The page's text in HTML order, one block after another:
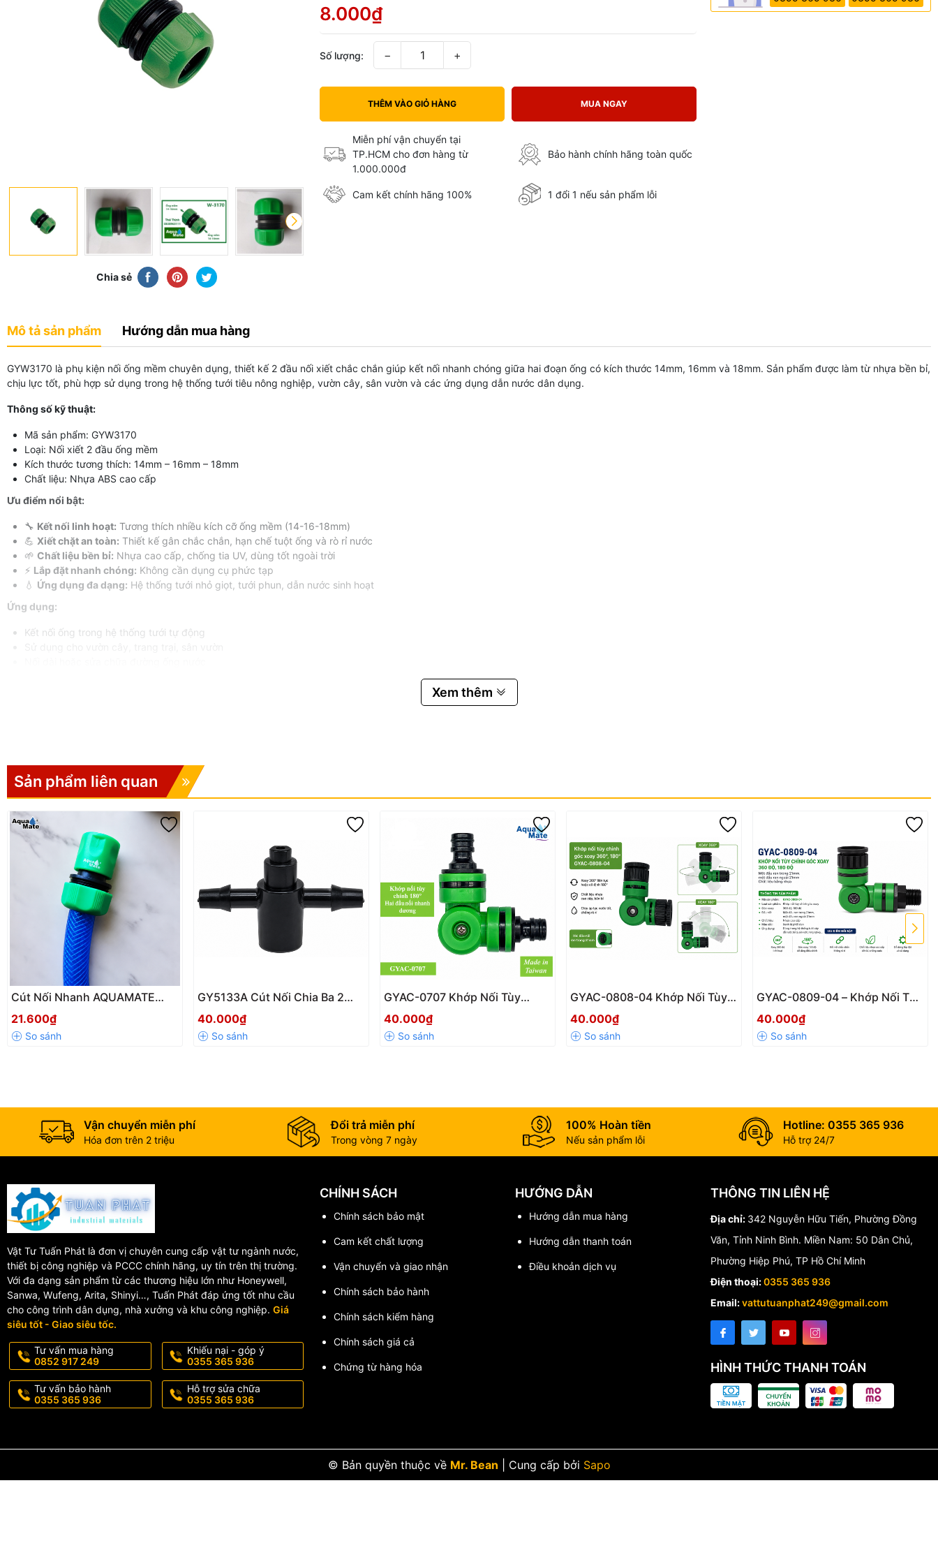
Chia sẻ
8.000₫
Số lượng: − +
THÊM VÀO GIỎ HÀNG MUA NGAY
Miễn phí vận chuyển tại
TP.HCM cho đơn hàng từ
1.000.000đ
Bảo hành chính hãng toàn quốc
Cam kết chính hãng 100% 1 đổi 1 nếu sản phẩm lỗi
Mô tả sản phẩm Hướng dẫn mua hàng
GYW3170 là phụ kiện nối ống mềm chuyên dụng, thiết kế 2 đầu nối xiết chắc chắn giúp kết nối nhanh chóng giữa hai đoạn ống có kích thước 14mm, 16mm và 18mm. Sản phẩm được làm từ nhựa bền bỉ,
chịu lực tốt, phù hợp sử dụng trong hệ thống tưới tiêu nông nghiệp, vườn cây, sân vườn và các ứng dụng dẫn nước dân dụng.
Thông số kỹ thuật:
Mã sản phẩm: GYW3170
Loại: Nối xiết 2 đầu ống mềm
Kích thước tương thích: 14mm – 16mm – 18mm
Chất liệu: Nhựa ABS cao cấp
Ưu điểm nổi bật:
🔧 Kết nối linh hoạt: Tương thích nhiều kích cỡ ống mềm (14-16-18mm)
💪 Xiết chặt an toàn: Thiết kế gân chắc chắn, hạn chế tuột ống và rò rỉ nước
🌱 Chất liệu bền bỉ: Nhựa cao cấp, chống tia UV, dùng tốt ngoài trời
⚡ Lắp đặt nhanh chóng: Không cần dụng cụ phức tạp
💧 Ứng dụng đa dạng: Hệ thống tưới nhỏ giọt, tưới phun, dẫn nước sinh hoạt
Ứng dụng:
Kết nối ống trong hệ thống tưới tự động
Xem thêm
Sản phẩm liên quan
Cút Nối Nhanh AQUAMATE
W3180 Nối Ống Mềm 18-21mm
– 1 Đầu Nối Nhanh Âm Chính
Hãng
21.600₫
GY5133A Cút Nối Chia Ba 2
Nhánh Ngoài Khấc, 1 Nhánh
Âm Cho Ống Siêu Nhỏ
5mm/3mm
40.000₫
GYAC-0707 Khớp Nối Tùy
Chỉnh Góc Xoay 180° Hai Đầu
Nối Nhanh Dương Chính Hãng
40.000₫
GYAC-0808-04 Khớp Nối Tùy
Chỉnh Góc Xoay 360° & 180°
Ren Trong 21mm Chính Hãng
40.000₫
GYAC-0809-04 – Khớp Nối Tùy
Chỉnh Góc Xoay 360° & 180°
Ren 21mm Chính Hãng
40.000₫
Vận chuyển miễn phí
Hóa đơn trên 2 triệu
Đổi trả miễn phí
Trong vòng 7 ngày
100% Hoàn tiền
Nếu sản phẩm lỗi
Hotline: 0355 365 936
Hỗ trợ 24/7
Vật Tư Tuấn Phát là đơn vị chuyên cung cấp vật tư ngành nước,
thiết bị công nghiệp và PCCC chính hãng, uy tín trên thị trường.
Với đa dạng sản phẩm từ các thương hiệu lớn như Honeywell,
Sanwa, Wufeng, Arita, Shinyi…, Tuấn Phát đáp ứng tốt nhu cầu
cho công trình dân dụng, nhà xưởng và khu công nghiệp. Giá
siêu tốt - Giao siêu tốc.
Tư vấn mua hàng
0852 917 249
Khiếu nại - góp ý
0355 365 936
Tư vấn bảo hành
0355 365 936
Hỗ trợ sửa chữa
0355 365 936
CHÍNH SÁCH
Chính sách bảo mật
Cam kết chất lượng
Vận chuyển và giao nhận
Chính sách bảo hành
Chính sách kiểm hàng
Chính sách giá cả
Chứng từ hàng hóa
HƯỚNG DẪN
Hướng dẫn mua hàng
Hướng dẫn thanh toán
Điều khoản dịch vụ
THÔNG TIN LIÊN HỆ
Địa chỉ: 342 Nguyễn Hữu Tiến, Phường Đồng
Văn, Tỉnh Ninh Bình. Miền Nam: 50 Dân Chủ,
Phường Hiệp Phú, TP Hồ Chí Minh
Điện thoại:0355 365 936
Email:vattutuanphat249@gmail.com
HÌNH THỨC THANH TOÁN
© Bản quyền thuộc về Mr. Bean Cung cấp bởi Sapo